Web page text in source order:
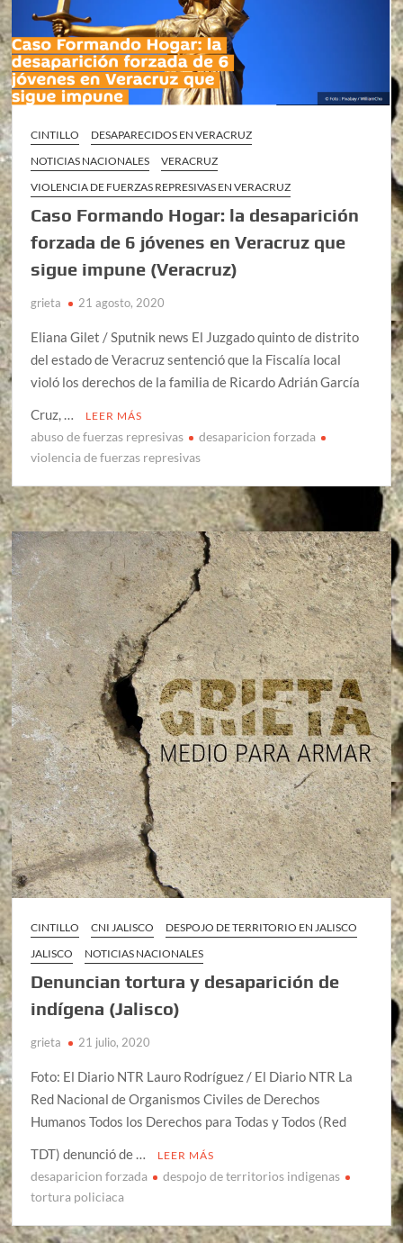
CINTILLO
DESAPARECIDOS EN VERACRUZ
NOTICIAS NACIONALES
VERACRUZ
VIOLENCIA DE FUERZAS REPRESIVAS EN VERACRUZ
Caso Formando Hogar: la desaparición
forzada de 6 jóvenes en Veracruz que
sigue impune (Veracruz)
grieta 21 agosto, 2020
Eliana Gilet / Sputnik news El Juzgado quinto de distrito
del estado de Veracruz sentenció que la Fiscalía local
violó los derechos de la familia de Ricardo Adrián García
Cruz, …
LEER MÁS
abuso de fuerzas represivas
desaparicion forzada
violencia de fuerzas represivas
CINTILLO CNI JALISCO
DESPOJO DE TERRITORIO EN JALISCO
JALISCO
NOTICIAS NACIONALES
Denuncian tortura y desaparición de
indígena (Jalisco)
grieta 21 julio, 2020
Foto: El Diario NTR Lauro Rodríguez / El Diario NTR La
Red Nacional de Organismos Civiles de Derechos
Humanos Todos los Derechos para Todas y Todos (Red
TDT) denunció de …
LEER MÁS
desaparicion forzada
despojo de territorios indigenas
tortura policiaca